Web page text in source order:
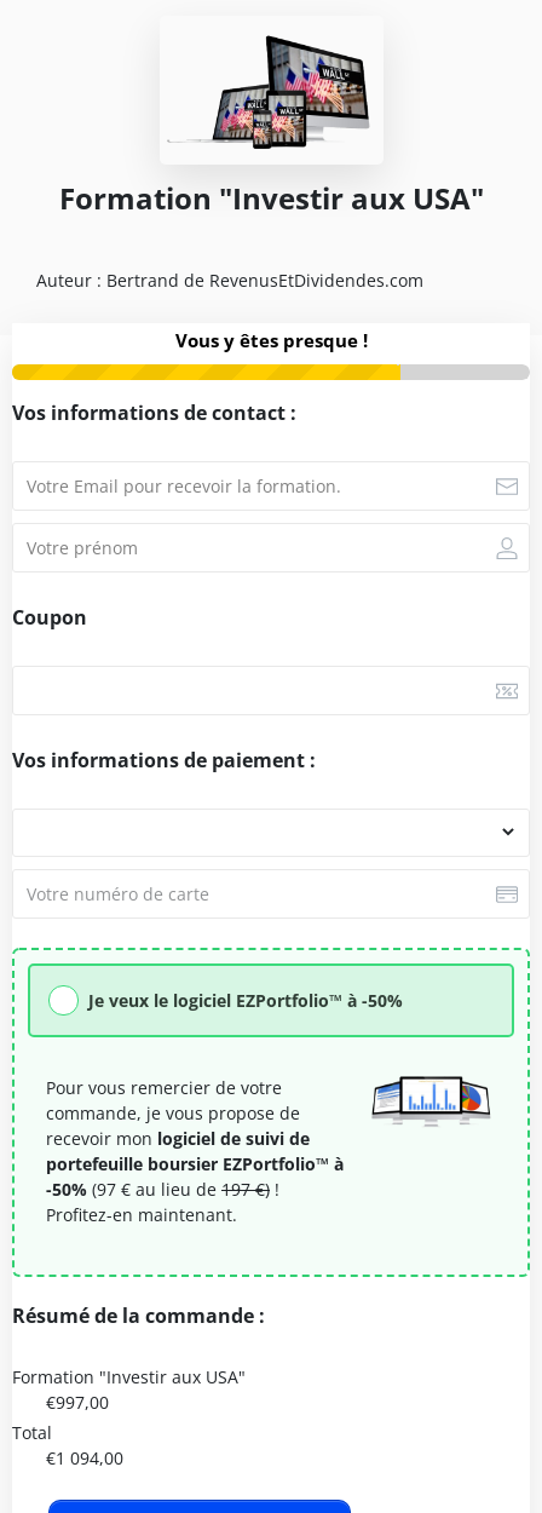
Formation "Investir aux USA"
Auteur : Bertrand de RevenusEtDividendes.com
Vous y êtes presque !
Vos informations de contact :
Coupon
Vos informations de paiement :
Je veux le logiciel EZPortfolio™ à -50%
Pour vous remercier de votre
commande, je vous propose de
recevoir mon logiciel de suivi de
portefeuille boursier EZPortfolio™ à
-50% (97 € au lieu de 197 €) !
Profitez-en maintenant.
Résumé de la commande :
Formation "Investir aux USA"
€997,00
Total
€1 094,00